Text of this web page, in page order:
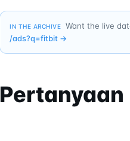
IN THE ARCHIVE
Want the live
/ads?q=fitbit →
Pertanyaan